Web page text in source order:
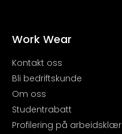
Work Wear
Kontakt oss
Bli bedriftskunde
Om oss
Studentrabatt
Profilering på arbeidsklær